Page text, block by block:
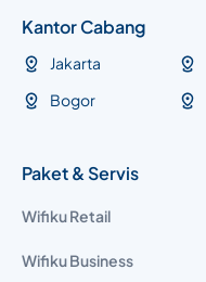
Kantor Cabang
Jakarta
Bogor
Paket & Servis
Wifiku Retail
Wifiku Business